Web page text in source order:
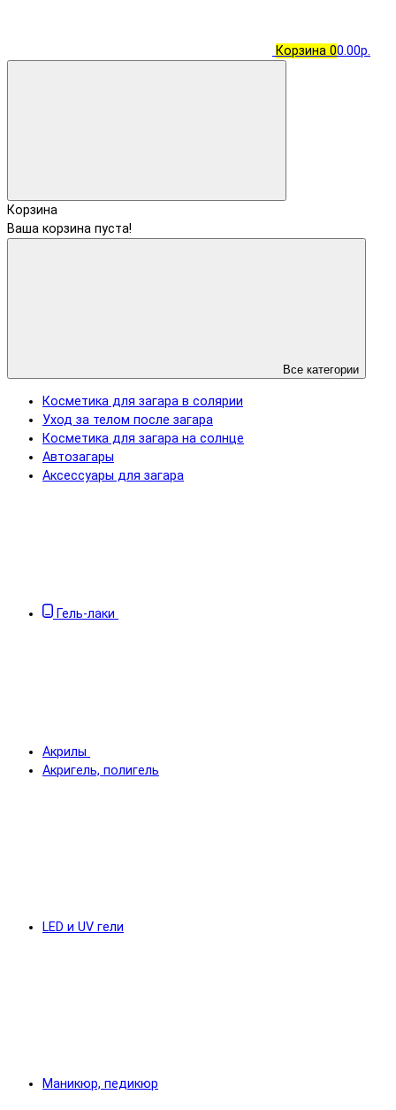
Корзина 00.00р.
Корзина
Ваша корзина пуста!
Все категории
Косметика для загара в солярии
Уход за телом после загара
Косметика для загара на солнце
Автозагары
Аксессуары для загара
Гель-лаки
Акрилы
Акригель, полигель
LED и UV гели
Маникюр, педикюр